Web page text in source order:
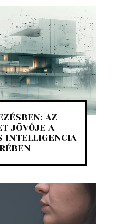
AZ
JÖVŐJE A
INTELLIGENCIA